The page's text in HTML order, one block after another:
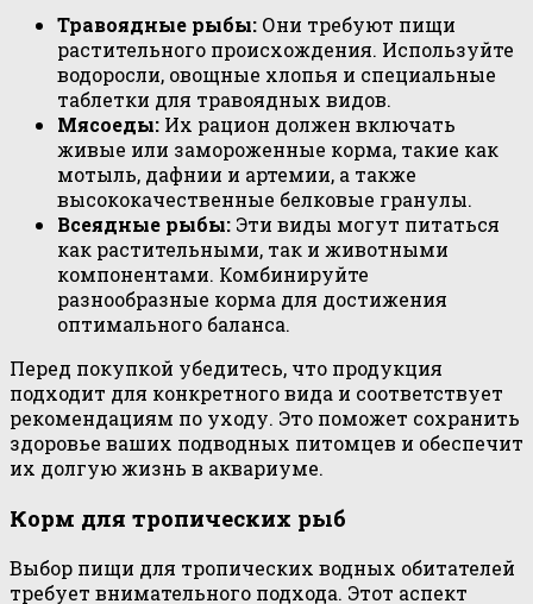
Травоядные рыбы: Они требуют пищи
растительного происхождения. Используйте
водоросли, овощные хлопья и специальные
таблетки для травоядных видов.
Мясоеды: Их рацион должен включать
живые или замороженные корма, такие как
мотыль, дафнии и артемии, а также
высококачественные белковые гранулы.
Всеядные рыбы: Эти виды могут питаться
как растительными, так и животными
компонентами. Комбинируйте
разнообразные корма для достижения
оптимального баланса.
Перед покупкой убедитесь, что продукция
подходит для конкретного вида и соответствует
рекомендациям по уходу. Это поможет сохранить
здоровье ваших подводных питомцев и обеспечит
их долгую жизнь в аквариуме.
Корм для тропических рыб
Выбор пищи для тропических водных обитателей
требует внимательного подхода. Этот аспект